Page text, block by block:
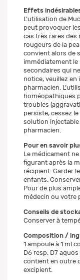
Effets
L’utilisation de
peut provoquer
cas très rares des
rougeurs de la
convient alors de
immédiatement le
secondaires qui
notice, veuillez
pharmacien.
homéopathiques
troubles
persiste, cessez
solution
pharmacien.
Pour en savoir
Le médicament
figurant après la
récipient. Garder
enfants.
Pour de plus
médecin ou votre
Conseils de
Conserver à
Composition /
1 ampoule à 1 ml
D6 resp. D7
contient en outre
excipient.